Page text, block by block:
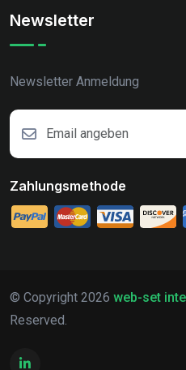
Newsletter
Newsletter Anmeldung
Zahlungsmethode
© Copyright 2026 web-set
Reserved.